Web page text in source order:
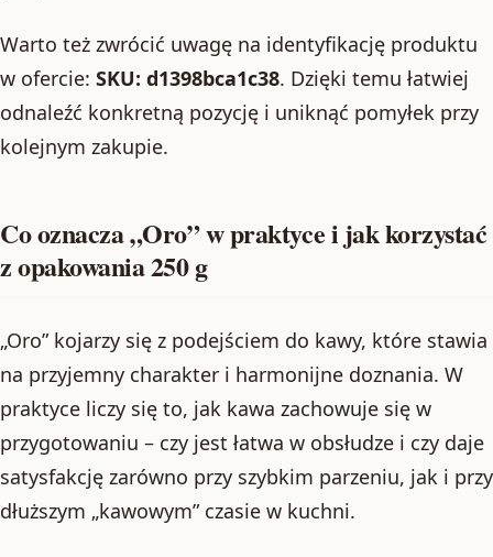
Warto też zwrócić uwagę na identyfikację produktu
w ofercie: SKU: d1398bca1c38. Dzięki temu łatwiej
odnaleźć konkretną pozycję i uniknąć pomyłek przy
kolejnym zakupie.
Co oznacza „Oro” w praktyce i jak korzystać
z opakowania 250 g
„Oro” kojarzy się z podejściem do kawy, które stawia
na przyjemny charakter i harmonijne doznania. W
praktyce liczy się to, jak kawa zachowuje się w
przygotowaniu – czy jest łatwa w obsłudze i czy daje
satysfakcję zarówno przy szybkim parzeniu, jak i przy
dłuższym „kawowym” czasie w kuchni.